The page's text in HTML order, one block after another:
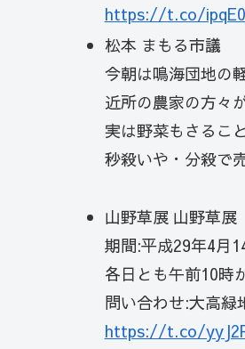
https://t.co/
松本 まもる市議
今朝は鳴海団地の
近所の農家の方々
実は野菜もさるこ
秒殺いや・分殺で
山野草展 山野草展
期間:平成29年4月
各日とも午前10時
問い合わせ:大高
https://t.co/